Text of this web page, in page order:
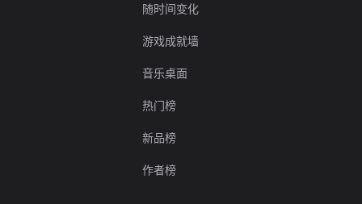
随时间变化
游戏成就墙
音乐桌面
热门榜
新品榜
作者榜